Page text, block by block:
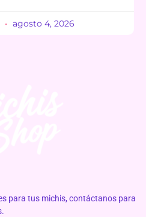
agosto 4, 2026
para tus michis, contáctanos para